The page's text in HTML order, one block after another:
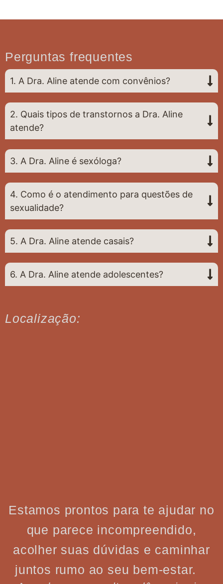
Perguntas frequentes
1. A Dra. Aline atende com convênios?
2. Quais tipos de transtornos a Dra. Aline
atende?
3. A Dra. Aline é sexóloga?
4. Como é o atendimento para questões de
sexualidade?
5. A Dra. Aline atende casais?
6. A Dra. Aline atende adolescentes?
Localização:
Estamos prontos para te ajudar no
que parece incompreendido,
acolher suas dúvidas e caminhar
juntos rumo ao seu bem-estar.